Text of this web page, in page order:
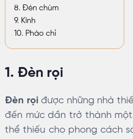
8. Đèn chùm
9. Kính
10. Phào chỉ
1. Đèn rọi
Đèn rọi được những nhà
đến mức dần trở thành một
thể thiếu cho phong cách